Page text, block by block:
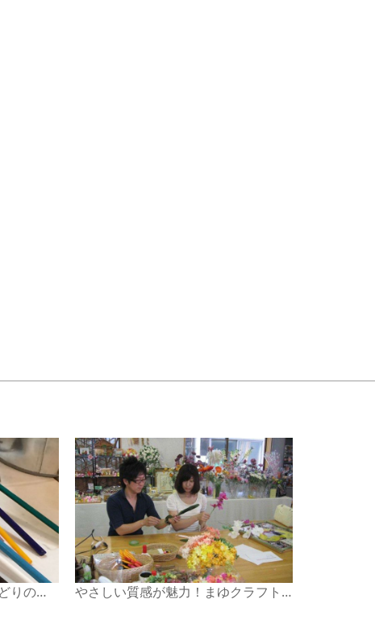
選べる色は30種類！色とりどりのとんぼ玉を作ろう やさしい質感が魅力！まゆクラフトでシルクフラワー作り